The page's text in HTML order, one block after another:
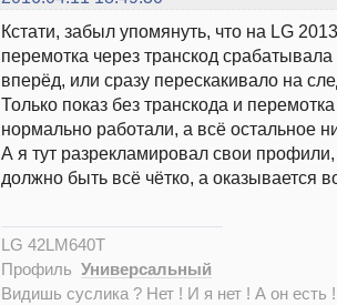
Кстати, забыл упомянуть, что на LG
перемотка через транскод
вперёд, или сразу перескакивало на
Только показ без транскода и
нормально работали, а всё остальное
А я тут разрекламировал свои
должно быть всё чётко, а оказывается
LG 42LM640T
Профиль Универсальный
Видишь суслика ? Нет ! И я нет ! А он есть